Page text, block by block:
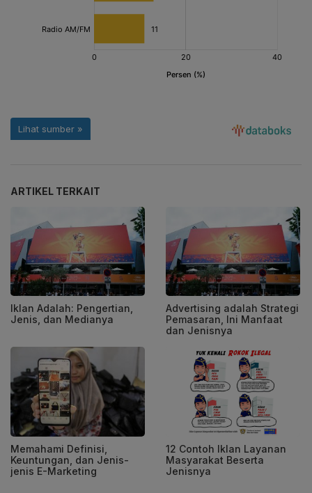
ARTIKEL TERKAIT
Iklan Adalah: Pengertian,
Jenis, dan Medianya
Advertising adalah Strategi
Pemasaran, Ini Manfaat
dan Jenisnya
Memahami Definisi,
Keuntungan, dan Jenis-
jenis E-Marketing
12 Contoh Iklan Layanan
Masyarakat Beserta
Jenisnya